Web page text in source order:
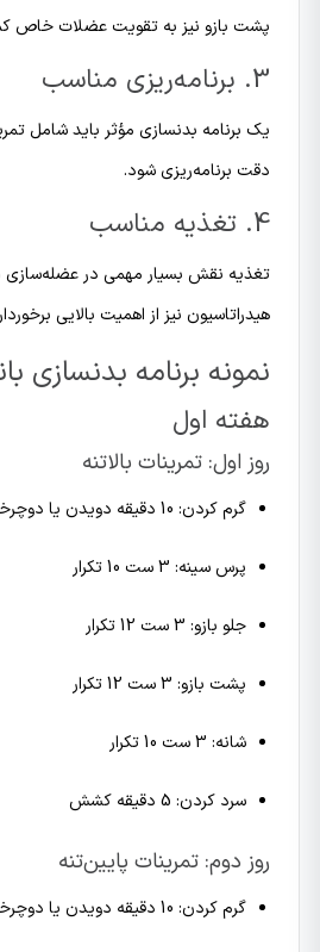
پشت بازو نیز به تقویت عضلات خاص
3. برنامه‌ریزی مناسب
یک برنامه بدنسازی مؤثر باید شامل
دقت برنامه‌ریزی شود.
4. تغذیه مناسب
تغذیه نقش بسیار مهمی در عضله‌سازی
هیدراتاسیون نیز از اهمیت بالایی
نمونه برنامه بدنسازی
هفته اول
روز اول: تمرینات بالاتنه
گرم کردن: 10 دقیقه دویدن یا دوچرخه‌سواری
پرس سینه: 3 ست 10 تکرار
جلو بازو: 3 ست 12 تکرار
پشت بازو: 3 ست 12 تکرار
شانه: 3 ست 10 تکرار
سرد کردن: 5 دقیقه کشش
روز دوم: تمرینات پایین‌تنه
گرم کردن: 10 دقیقه دویدن یا دوچرخه‌سواری